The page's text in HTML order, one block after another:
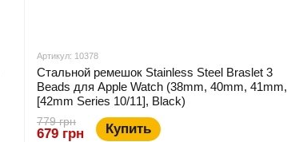
Артикул: 10378
Стальной ремешок Stainless Steel Braslet 3
Beads для Apple Watch (38mm, 40mm, 41mm,
[42mm Series 10/11], Black)
779 грн
679 грн Купить